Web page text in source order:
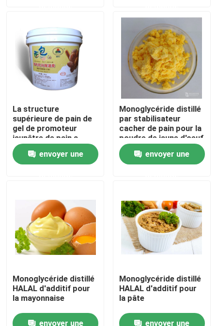
Maison
Produits
Vidéos
Exposition de VR
À propos de nous
Visite d'usine
Contrôle de qualité
Nouvelles
Demandez une citation
La structure
supérieure de pain de
gel de promoteur
jaunâtre de pain a
amplifié le
ramollissement rapide
de volume de pain
envoyer une
Monoglycéride distillé
par stabilisateur
cacher de pain pour la
poudre de jaune d'oeuf
envoyer une
Monoglycéride distillé
HALAL d'additif pour
la mayonnaise
envoyer une
Monoglycéride distillé
HALAL d'additif pour
la pâte
envoyer une